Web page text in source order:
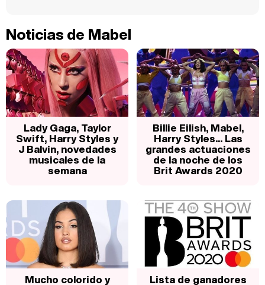
Noticias de Mabel
Lady Gaga, Taylor
Swift, Harry Styles y
J Balvin, novedades
musicales de la
semana
Billie Eilish, Mabel,
Harry Styles... Las
grandes actuaciones
de la noche de los
Brit Awards 2020
Mucho colorido y Lista de ganadores